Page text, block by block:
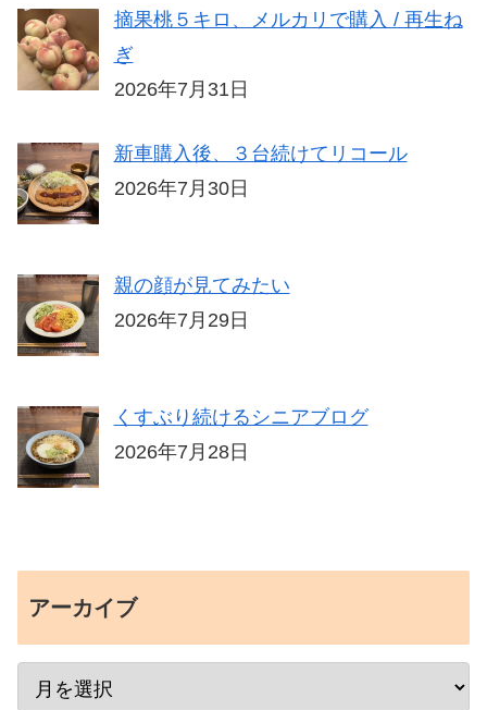
摘果桃５キロ、メルカリで購入 / 再生ね
ぎ
2026年7月31日
新車購入後、３台続けてリコール
2026年7月30日
親の顔が見てみたい
2026年7月29日
くすぶり続けるシニアブログ
2026年7月28日
アーカイブ